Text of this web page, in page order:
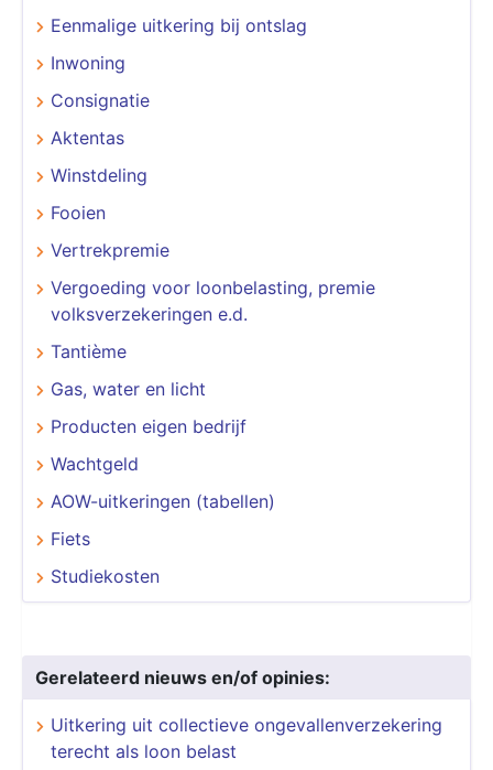
Eenmalige uitkering bij ontslag
Inwoning
Consignatie
Aktentas
Winstdeling
Fooien
Vertrekpremie
Vergoeding voor loonbelasting, premie
volksverzekeringen e.d.
Tantième
Gas, water en licht
Producten eigen bedrijf
Wachtgeld
AOW-uitkeringen (tabellen)
Fiets
Studiekosten
Gerelateerd nieuws en/of opinies:
Uitkering uit collectieve ongevallenverzekering
terecht als loon belast